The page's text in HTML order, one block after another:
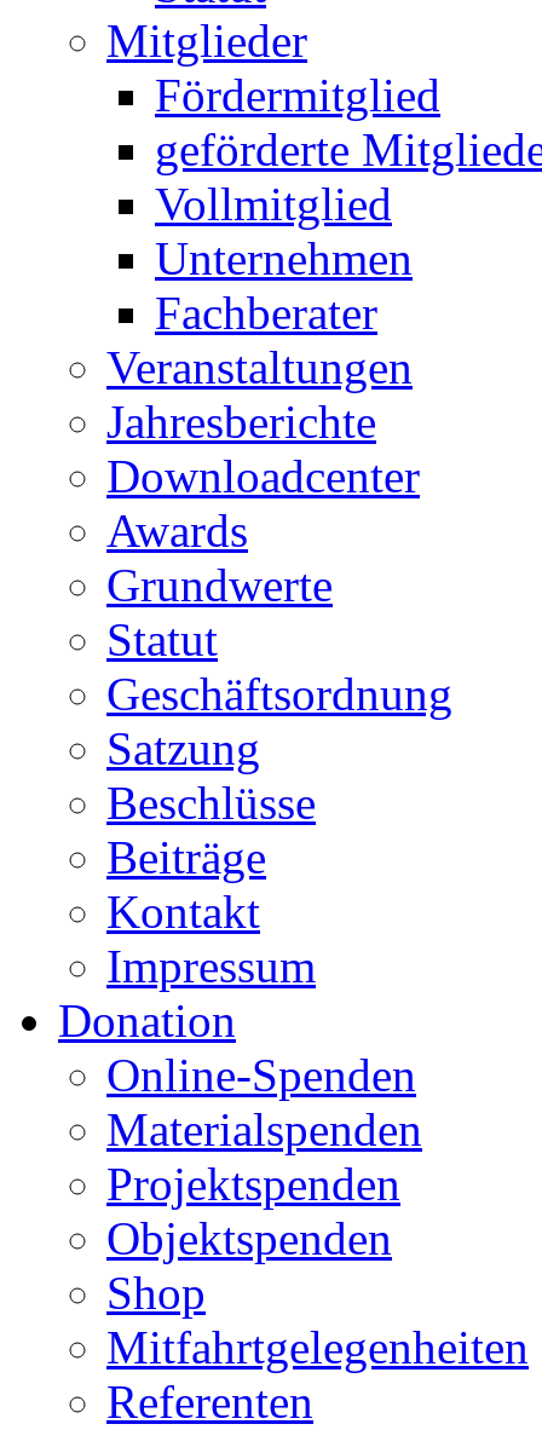
Mitglieder
Fördermitglied
geförderte
Vollmitglied
Unternehmen
Fachberater
Veranstaltungen
Jahresberichte
Downloadcenter
Awards
Grundwerte
Statut
Geschäftsordnung
Satzung
Beschlüsse
Beiträge
Kontakt
Impressum
Donation
Online-Spenden
Materialspenden
Projektspenden
Objektspenden
Shop
Mitfahrtgelegenheiten
Referenten